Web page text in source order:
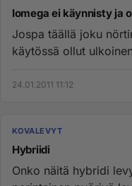
Iomega ei käynnisty ja
Jospa täällä joku
käytössä ollut
24.01.2011 11:12
KOVALEVYT
Hybriidi
Onko näitä hybridi